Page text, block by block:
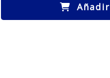
Añadir